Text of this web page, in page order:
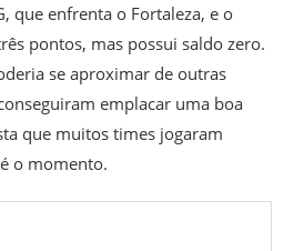
que enfrenta o Fortaleza, e o
pontos, mas possui saldo zero.
se aproximar de outras
emplacar uma boa
que muitos times jogaram
o momento.